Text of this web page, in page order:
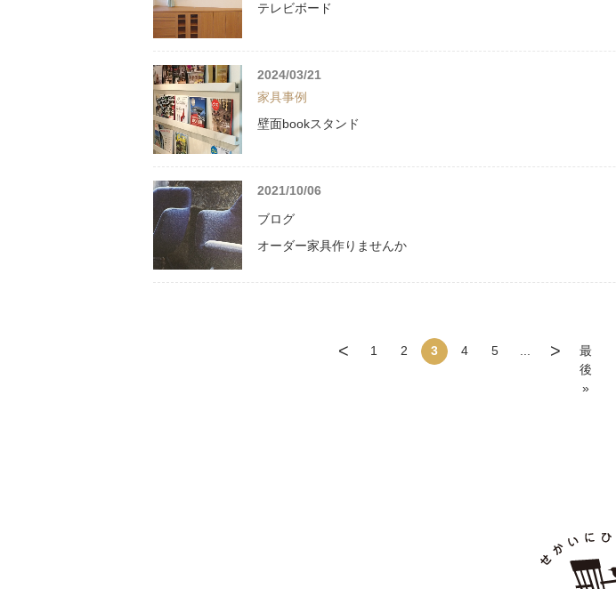
テレビボード
2024/03/21
家具事例
壁面bookスタンド
2021/10/06
ブログ
オーダー家具作りませんか
< 1 2 3 4 5 >
最
後
»